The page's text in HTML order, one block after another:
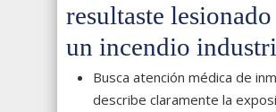
resultaste lesionado
un incendio
Busca atención médica de
describe claramente la